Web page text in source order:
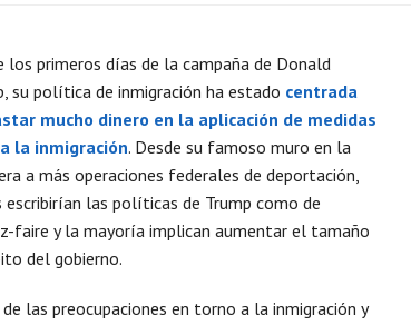
los primeros días de la campaña de Donald
su política de inmigración ha estado centrada
mucho dinero en la aplicación de medidas
la inmigración. Desde su famoso muro en la
a más operaciones federales de deportación,
escribirían las políticas de Trump como de
faire y la mayoría implican aumentar el tamaño
del gobierno.
las preocupaciones en torno a la inmigración y